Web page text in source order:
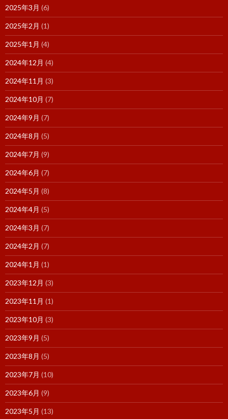
2025年3月 (6)
2025年2月 (1)
2025年1月 (4)
2024年12月 (4)
2024年11月 (3)
2024年10月 (7)
2024年9月 (7)
2024年8月 (5)
2024年7月 (9)
2024年6月 (7)
2024年5月 (8)
2024年4月 (5)
2024年3月 (7)
2024年2月 (7)
2024年1月 (1)
2023年12月 (3)
2023年11月 (1)
2023年10月 (3)
2023年9月 (5)
2023年8月 (5)
2023年7月 (10)
2023年6月 (9)
2023年5月 (13)